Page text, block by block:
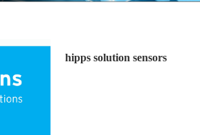
hipps solution sensors